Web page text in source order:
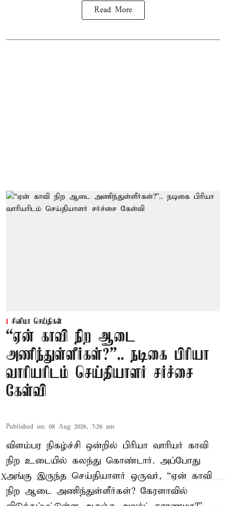
Read More
சினிமா செய்திகள்
“ஏன் காவி நிற ஆடை
அணிந்துள்ளீர்கள்?”.. நடிகை பிரியா
வாரியரிடம் செய்தியாளர் சர்ச்சை
கேள்வி
Published on: 08 Aug 2026, 7:26 am
விளம்பர நிகழ்ச்சி ஒன்றில் பிரியா வாரியர் காவி
நிற உடையில் கலந்து கொண்டார். அப்போது
அங்கு இருந்த செய்தியாளர் ஒருவர், “ஏன் காவி
நிற ஆடை அணிந்துள்ளீர்கள்? கேரளாவில்
X